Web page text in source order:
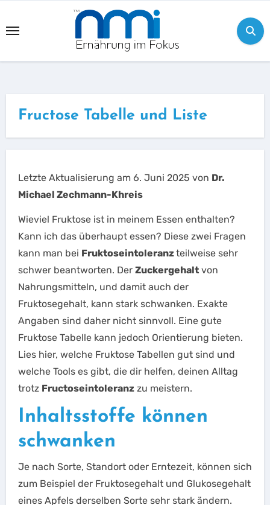
to
Fructose Tabelle und Liste
Letzte Aktualisierung am 6. Juni 2025 von Dr.
Michael Zechmann-Khreis
Wieviel Fruktose ist in meinem Essen enthalten?
Kann ich das überhaupt essen? Diese zwei Fragen
kann man bei Fruktoseintoleranzteilweise sehr
schwer beantworten. Der Zuckergehaltvon
Nahrungsmitteln, und damit auch der
Fruktosegehalt, kann stark schwanken. Exakte
Angaben sind daher nicht sinnvoll. Eine gute
Fruktose Tabelle kann jedoch Orientierung bieten.
Lies hier, welche Fruktose Tabellen gut sind und
welche Tools es gibt, die dir helfen, deinen Alltag
trotz Fructoseintoleranzzu meistern.
Inhaltsstoffe können
schwanken
Je nach Sorte, Standort oder Erntezeit, können sich
zum Beispiel der Fruktosegehalt und Glukosegehalt
eines Apfels derselben Sorte sehr stark ändern.